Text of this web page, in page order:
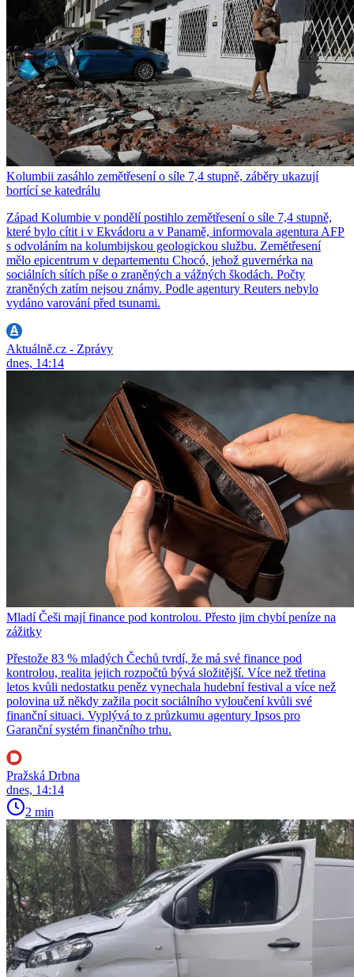
Kolumbii zasáhlo zemětřesení o síle 7,4 stupně, záběry ukazují
bortící se katedrálu
Západ Kolumbie v pondělí postihlo zemětřesení o síle 7,4 stupně,
které bylo cítit i v Ekvádoru a v Panamě, informovala agentura AFP
s odvoláním na kolumbijskou geologickou službu. Zemětřesení
mělo epicentrum v departementu Chocó, jehož guvernérka na
sociálních sítích píše o zraněných a vážných škodách. Počty
zraněných zatím nejsou známy. Podle agentury Reuters nebylo
vydáno varování před tsunami.
Aktuálně.cz - Zprávy
dnes, 14:14
Mladí Češi mají finance pod kontrolou. Přesto jim chybí peníze na
zážitky
Přestože 83 % mladých Čechů tvrdí, že má své finance pod
kontrolou, realita jejich rozpočtů bývá složitější. Více než třetina
letos kvůli nedostatku peněz vynechala hudební festival a více než
polovina už někdy zažila pocit sociálního vyloučení kvůli své
finanční situaci. Vyplývá to z průzkumu agentury Ipsos pro
Garanční systém finančního trhu.
Pražská Drbna
dnes, 14:14
2 min